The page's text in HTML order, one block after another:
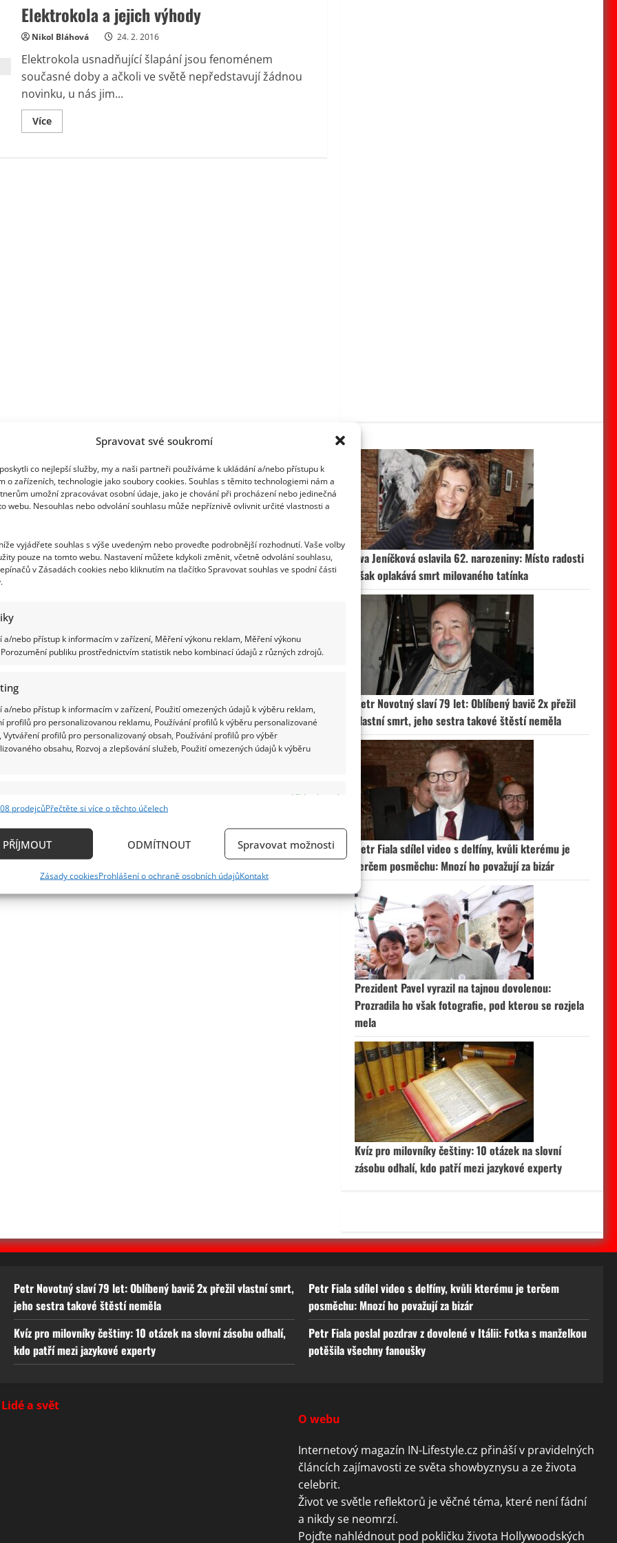
Spravovat své soukromí
co nejlepší služby, my a naši partneři používáme k ukládání a/nebo přístupu k
o zařízeních, technologie jako soubory cookies. Souhlas s těmito technologiemi nám a
umožní zpracovávat osobní údaje, jako je chování při procházení nebo jedinečná
webu. Nesouhlas nebo odvolání souhlasu může nepříznivě ovlivnit určité vlastnosti a
vyjádřete souhlas s výše uvedeným nebo proveďte podrobnější rozhodnutí. Vaše volby
pouze na tomto webu. Nastavení můžete kdykoli změnit, včetně odvolání souhlasu,
v Zásadách cookies nebo kliknutím na tlačítko Spravovat souhlas ve spodní části
a/nebo přístup k informacím v zařízení, Měření výkonu reklam, Měření výkonu
publiku prostřednictvím statistik nebo kombinací údajů z různých zdrojů.
a/nebo přístup k informacím v zařízení, Použití omezených údajů k výběru reklam,
profilů pro personalizovanou reklamu, Používání profilů k výběru personalizované
Vytváření profilů pro personalizovaný obsah, Používání profilů pro výběr
obsahu, Rozvoj a zlepšování služeb, Použití omezených údajů k výběru
Vždy aktivní
zařízení na základě automaticky přenášených informací.
aktivně požadovaných informací.
prodejcůPřečtěte si více o těchto účelech
PŘÍJMOUT ODMÍTNOUT Spravovat možnosti
Zásady cookiesProhlášení o ochraně osobních údajůKontakt
Elektrokola a jejich výhody
Nikol Bláhová 24. 2. 2016
Elektrokola usnadňující šlapání jsou fenoménem
současné doby a ačkoli ve světě nepředstavují žádnou
novinku, u nás jim...
VíceRead
more
Eva Jeníčková oslavila 62. narozeniny: Místo radosti
však oplakává smrt milovaného tatínka
Petr Novotný slaví 79 let: Oblíbený bavič 2x přežil
vlastní smrt, jeho sestra takové štěstí neměla
Petr Fiala sdílel video s delfíny, kvůli kterému je
terčem posměchu: Mnozí ho považují za bizár
Prezident Pavel vyrazil na tajnou dovolenou:
Prozradila ho však fotografie, pod kterou se rozjela
mela
Kvíz pro milovníky češtiny: 10 otázek na slovní
zásobu odhalí, kdo patří mezi jazykové experty
Petr Novotný slaví 79 let: Oblíbený bavič 2x přežil vlastní smrt,
jeho sestra takové štěstí neměla
Petr Fiala sdílel video s delfíny, kvůli kterému je terčem
posměchu: Mnozí ho považují za bizár
Kvíz pro milovníky češtiny: 10 otázek na slovní zásobu odhalí,
kdo patří mezi jazykové experty
Petr Fiala poslal pozdrav z dovolené v Itálii: Fotka s manželkou
potěšila všechny fanoušky
Lidé a svět
O webu
Internetový magazín IN-Lifestyle.cz přináší v pravidelných
článcích zajímavosti ze světa showbyznysu a ze života
celebrit.
Život ve světle reflektorů je věčné téma, které není fádní
a nikdy se neomrzí.
Pojďte nahlédnout pod pokličku života Hollywoodských